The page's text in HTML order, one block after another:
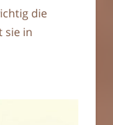
die
sie in